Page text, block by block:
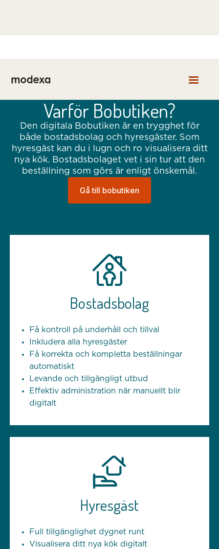
Varför Bobutiken?
Den digitala Bobutiken är en trygghet för
både bostadsbolag och hyresgäster. Som
hyresgäst kan du i lugn och ro visualisera ditt
nya kök. Bostadsbolaget vet i sin tur att den
beställning som görs är enligt önskemål.
Gå till bobutiken
Bostadsbolag
Få kontroll på underhåll och tillval
Inkludera alla hyresgäster
Få korrekta och kompletta beställningar
automatiskt
Levande och tillgängligt utbud
Effektiv administration när manuellt blir
digitalt
Hyresgäst
Full tillgänglighet dygnet runt
Visualisera ditt nya kök digitalt